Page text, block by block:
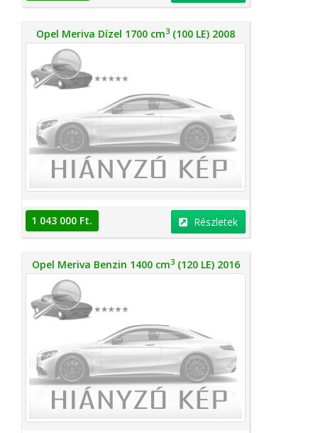
Opel Meriva Dízel 1700 cm3 (100 LE) 2008
1 043 000 Ft. Részletek
Opel Meriva Benzin 1400 cm3(120 LE) 2016